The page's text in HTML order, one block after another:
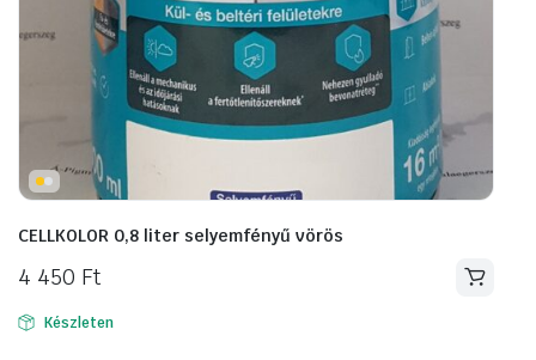
CELLKOLOR 0,8 liter selyemfényű vörös
4 450 Ft
Készleten